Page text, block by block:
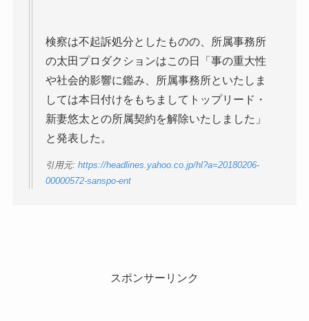
検察は不起訴処分としたものの、所属事務所
の太田プロダクションはこの日「事の重大性
や社会的影響に鑑み、所属事務所といたしま
しては本日付けをもちましてトップリード・
新妻悠太との所属契約を解除いたしました」
と発表した。
引用元: https://headlines.yahoo.co.jp/hl?a=20180206-
00000572-sanspo-ent
スポンサーリンク